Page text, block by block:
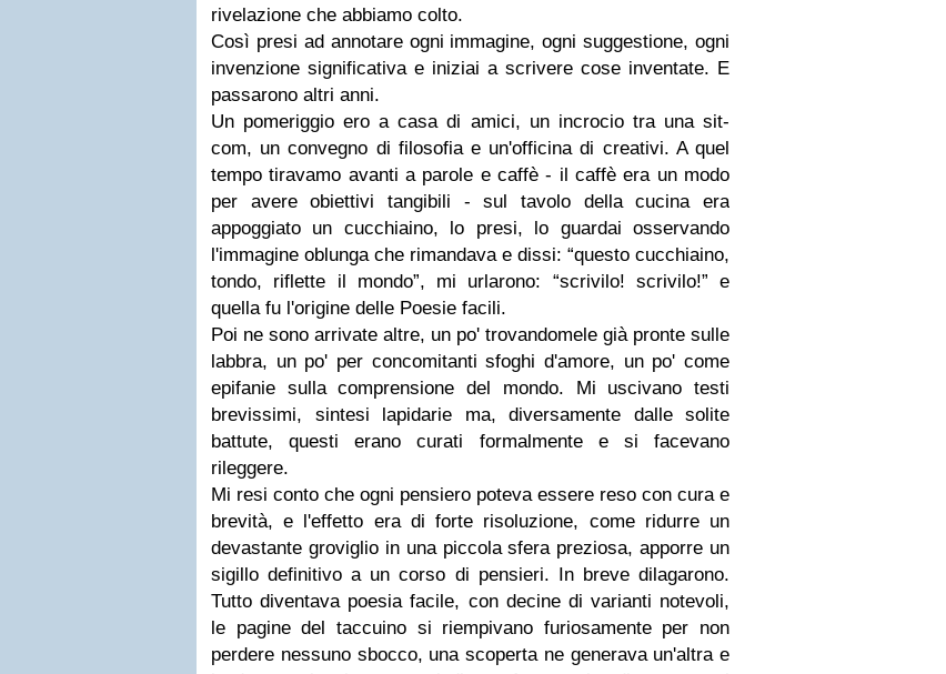
rivelazione che abbiamo colto.
Così presi ad annotare ogni immagine, ogni suggestione, ogni
invenzione significativa e iniziai a scrivere cose inventate. E
passarono altri anni.
Un pomeriggio ero a casa di amici, un incrocio tra una sit-
com, un convegno di filosofia e un'officina di creativi. A quel
tempo tiravamo avanti a parole e caffè - il caffè era un modo
per avere obiettivi tangibili - sul tavolo della cucina era
appoggiato un cucchiaino, lo presi, lo guardai osservando
l'immagine oblunga che rimandava e dissi: “questo cucchiaino,
tondo, riflette il mondo”, mi urlarono: “scrivilo! scrivilo!” e
quella fu l'origine delle Poesie facili.
Poi ne sono arrivate altre, un po' trovandomele già pronte sulle
labbra, un po' per concomitanti sfoghi d'amore, un po' come
epifanie sulla comprensione del mondo. Mi uscivano testi
brevissimi, sintesi lapidarie ma, diversamente dalle solite
battute, questi erano curati formalmente e si facevano
rileggere.
Mi resi conto che ogni pensiero poteva essere reso con cura e
brevità, e l'effetto era di forte risoluzione, come ridurre un
devastante groviglio in una piccola sfera preziosa, apporre un
sigillo definitivo a un corso di pensieri. In breve dilagarono.
Tutto diventava poesia facile, con decine di varianti notevoli,
le pagine del taccuino si riempivano furiosamente per non
perdere nessuno sbocco, una scoperta ne generava un'altra e